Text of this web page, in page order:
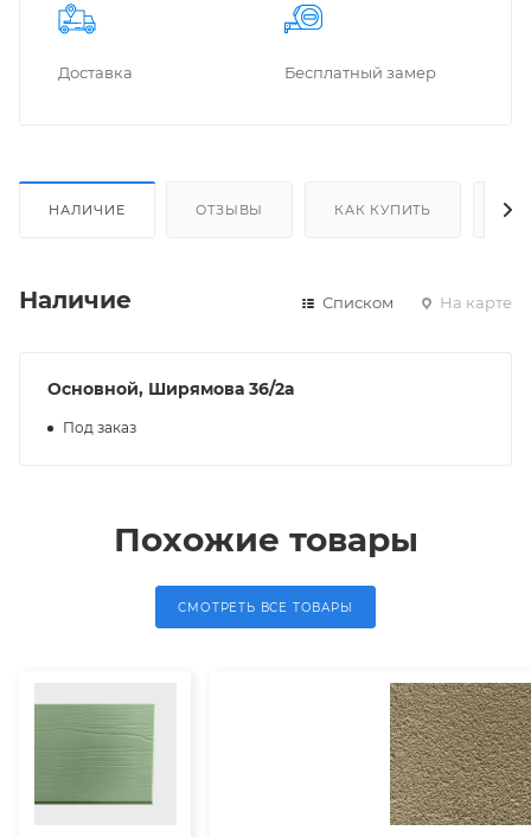
Доставка Бес­плат­ный замер
НАЛИЧИЕ ОТЗЫВЫ КАК КУПИТЬ
Наличие Списком На карте
Основной, Ширямова 36/2а
Под заказ
Похожие товары
СМОТРЕТЬ ВСЕ ТОВАРЫ